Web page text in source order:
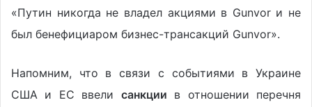
«Путин никогда не владел акциями в Gunvor и не
был бенефициаром бизнес-трансакций Gunvor».
Напомним, что в связи с событиями в Украине
США и ЕС ввели санкции в отношении перечня